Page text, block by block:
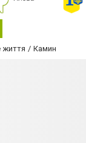
життя Камин